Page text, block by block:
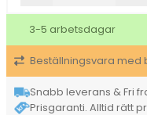
18
0T2FM0EU
svart
mängd
3-5 arbetsdagar
Beställningsvara med
Snabb leverans & Fri
Prisgaranti. Alltid rätt